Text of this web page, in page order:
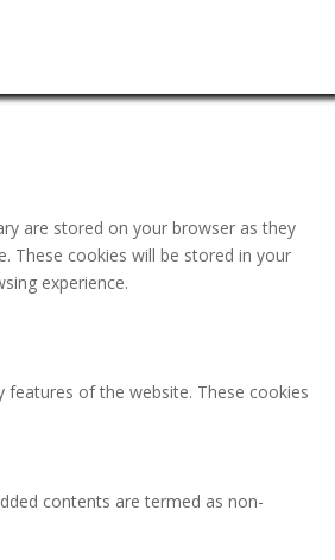
are stored on your browser as they
These cookies will be stored in your
experience.
of the website. These cookies
contents are termed as non-